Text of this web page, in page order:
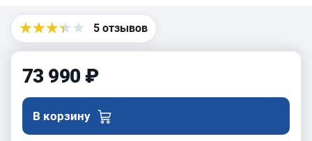
PB-
2000/330
5 отзывов
73 990 ₽
В корзину